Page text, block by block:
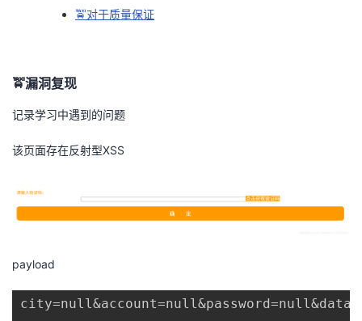
的
博
客
我
的
论
坛
我
的
圈
我
的
播
我
活
动
的
关
我
的
我
🚖对于质量保证
🚖漏洞复现
记录学习中遇到的问题
该页面存在反射型XSS
payload